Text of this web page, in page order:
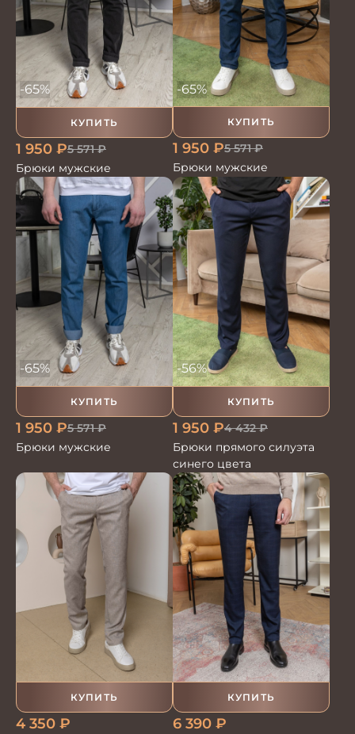
КУПИТЬ
-65%
1 950 ₽5 571₽
Брюки мужские
КУПИТЬ
-65%
1 950 ₽5 571₽
Брюки мужские
КУПИТЬ
-65%
1 950 ₽5 571₽
Брюки мужские
КУПИТЬ
-56%
1 950 ₽4 432₽
Брюки прямого силуэта
синего цвета
КУПИТЬ
4 350 ₽
КУПИТЬ
6 390 ₽